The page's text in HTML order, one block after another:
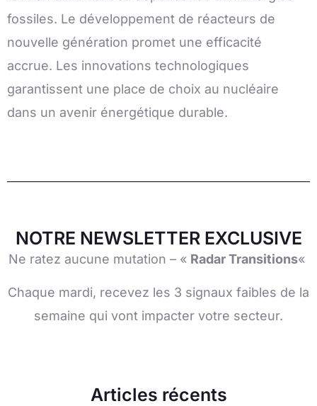
fossiles. Le développement de réacteurs de
nouvelle génération promet une efficacité
accrue. Les innovations technologiques
garantissent une place de choix au nucléaire
dans un avenir énergétique durable.
NOTRE NEWSLETTER EXCLUSIVE
Ne ratez aucune mutation – « Radar Transitions«
Chaque mardi, recevez les 3 signaux faibles de la
semaine qui vont impacter votre secteur.
Articles récents